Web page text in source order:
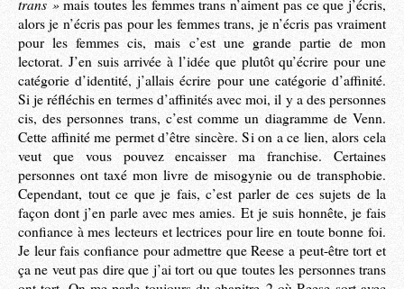
trans »mais toutes les femmes trans n’aiment pas ce que j’écris,
alors je n’écris pas pour les femmes trans, je n’écris pas vraiment
pour les femmes cis, mais c’est une grande partie de mon
lectorat. J’en suis arrivée à l’idée que plutôt qu’écrire pour une
catégorie d’identité, j’allais écrire pour une catégorie d’affinité.
Si je réfléchis en termes d’affinités avec moi, il y a des personnes
cis, des personnes trans, c’est comme un diagramme de Venn.
Cette affinité me permet d’être sincère. Si on a ce lien, alors cela
veut que vous pouvez encaisser ma franchise. Certaines
personnes ont taxé mon livre de misogynie ou de transphobie.
Cependant, tout ce que je fais, c’est parler de ces sujets de la
façon dont j’en parle avec mes amies. Et je suis honnête, je fais
confiance à mes lecteurs et lectrices pour lire en toute bonne foi.
Je leur fais confiance pour admettre que Reese a peut-être tort et
ça ne veut pas dire que j’ai tort ou que toutes les personnes trans